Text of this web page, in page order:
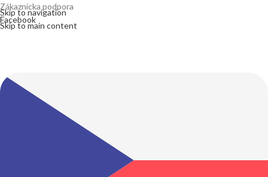
Skip to navigation
Skip to main content
Zákaznícka podpora
Facebook